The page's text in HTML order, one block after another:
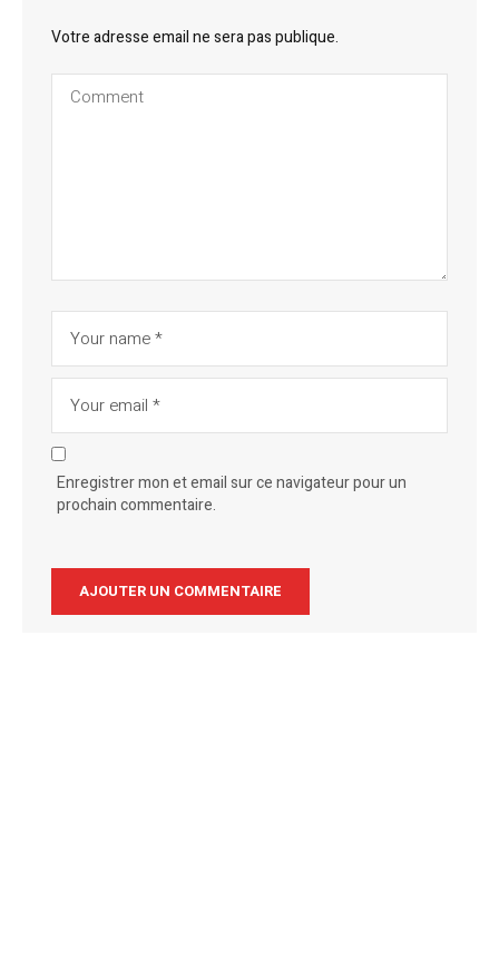
Votre adresse email ne sera pas publique.
Enregistrer mon et email sur ce navigateur pour un
prochain commentaire.